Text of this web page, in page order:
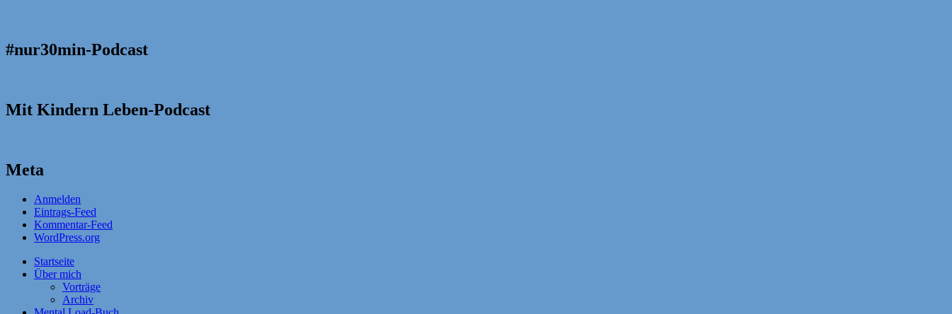
#nur30min-Podcast
Mit Kindern Leben-Podcast
Meta
Anmelden
Eintrags-Feed
Kommentar-Feed
WordPress.org
Startseite
Über mich
Vorträge
Archiv